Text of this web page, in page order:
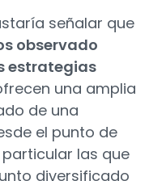
señalar que
observado
estrategias
una amplia
de una
el punto de
las que
diversificado